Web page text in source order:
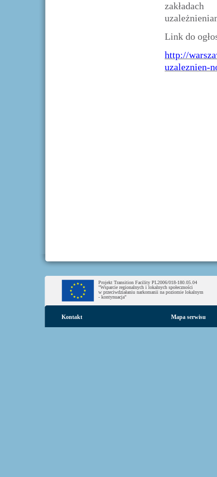
Link do
http://
uzaleznien-
Projekt Transition Facility PL2006/018-180.05.04
"Wsparcie regionalnych i lokalnych społeczności
w przeciwdziałaniu narkomanii na poziomie lokalnym
- kontynuacja"
Kontakt Mapa serwisu